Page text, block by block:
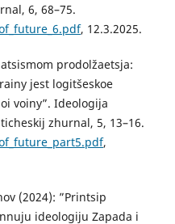
6, 68–75.
, 12.3.2025.
prodolžaetsja:
jest logitšeskoe
voiny”. Ideologija
zhurnal, 5, 13–16.
,
(2024): ”Printsip
ideologiju Zapada i